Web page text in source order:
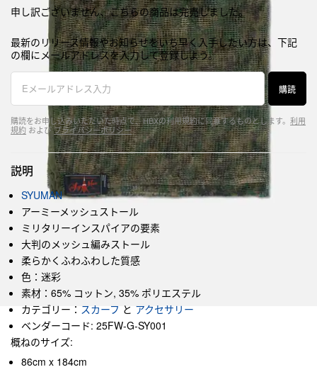
申し訳ございません、こちらの商品は完売しました。
最新のリリース情報やお知らせをいち早く入手したい方は、下記
の欄にメールアドレスを入力して登録しよう。
購読
購読をお申し込みいただいた時点で、HBXの利用規約に同意するものとします。 利用
規約 およびプライバシーポリシー
説明
SYUMAN
アーミーメッシュストール
ミリタリーインスパイアの要素
大判のメッシュ編みストール
柔らかくふわふわした質感
色：迷彩
素材：65% コットン, 35% ポリエステル
カテゴリー： スカーフ と アクセサリー
ベンダーコード: 25FW-G-SY001
概ねのサイズ:
86cm x 184cm